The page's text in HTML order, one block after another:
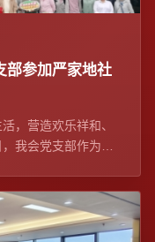
参加严家地社
，营造欢乐祥和、
我会党支部作为社